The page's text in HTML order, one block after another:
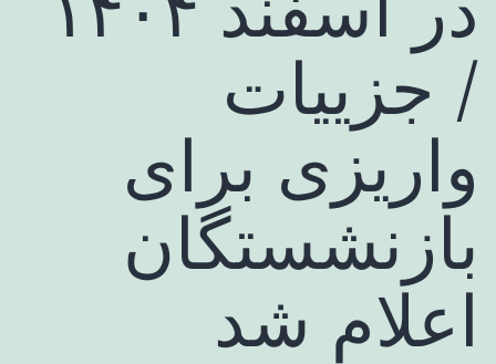
/ جزییات
واریزی برای
بازنشستگان
اعلام شد